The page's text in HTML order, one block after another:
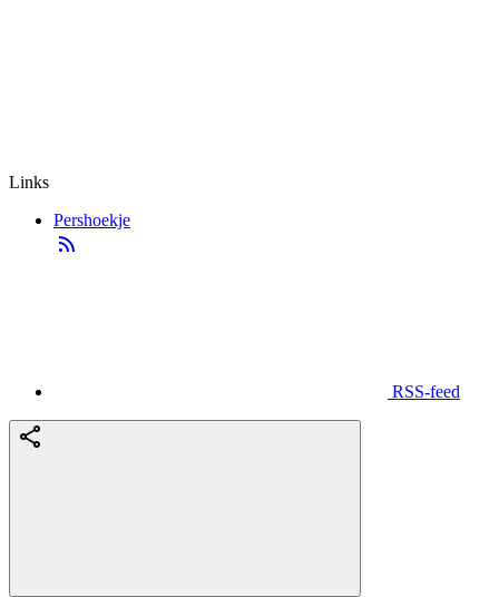
Links
Pershoekje
RSS-feed